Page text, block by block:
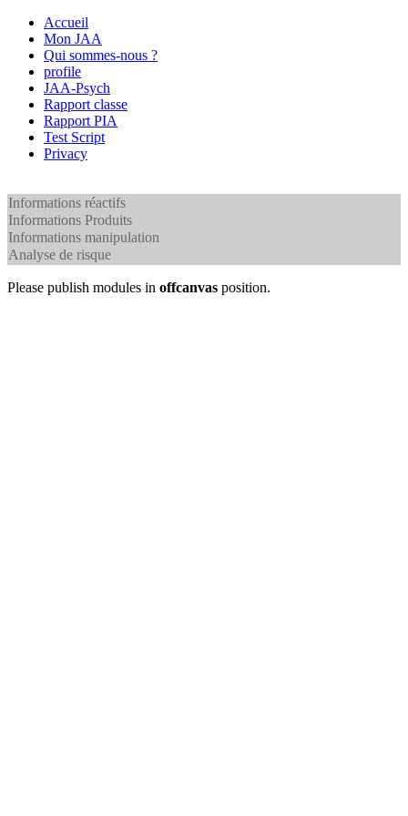
Accueil
Mon JAA
Qui sommes-nous ?
profile
JAA-Psych
Rapport classe
Rapport PIA
Test Script
Privacy
Informations réactifs
Informations Produits
Informations manipulation
Analyse de risque
Please publish modules in offcanvas position.